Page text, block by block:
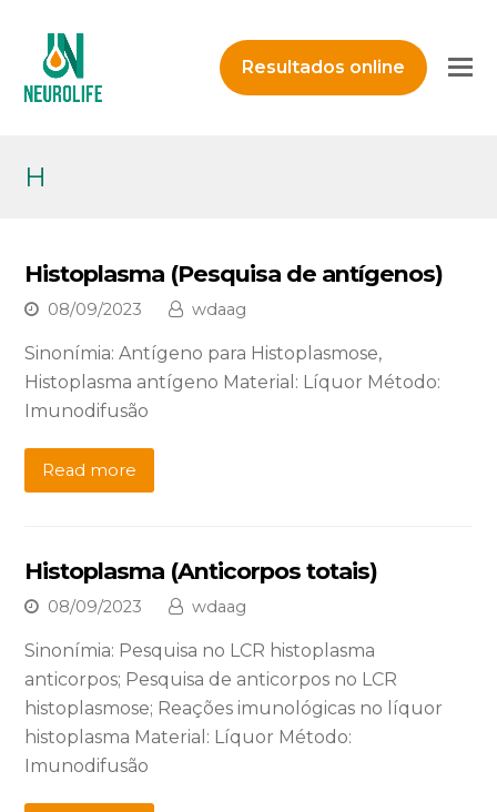
Resultados online
H
Histoplasma (Pesquisa de antígenos)
08/09/2023 wdaag
Sinonímia: Antígeno para Histoplasmose,
Histoplasma antígeno Material: Líquor Método:
Imunodifusão
Read more
Histoplasma (Anticorpos totais)
08/09/2023 wdaag
Sinonímia: Pesquisa no LCR histoplasma
anticorpos; Pesquisa de anticorpos no LCR
histoplasmose; Reações imunológicas no líquor
histoplasma Material: Líquor Método:
Imunodifusão